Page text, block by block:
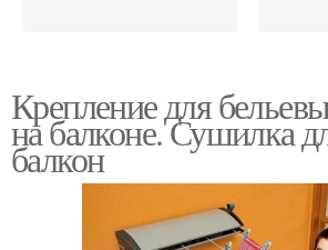
Веревка с натяжителем
Крепление для
на балконе. Сушилка
балкон